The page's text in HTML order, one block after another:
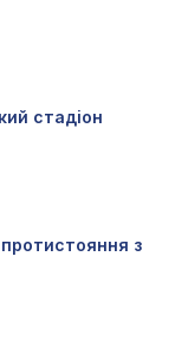
стадіон
з